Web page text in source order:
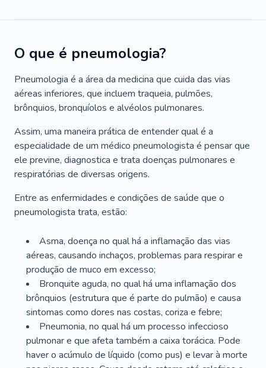
O que é pneumologia?
Pneumologia é a área da medicina que cuida das vias
aéreas inferiores, que incluem traqueia, pulmões,
brônquios, bronquíolos e alvéolos pulmonares.
Assim, uma maneira prática de entender qual é a
especialidade de um médico pneumologista é pensar que
ele previne, diagnostica e trata doenças pulmonares e
respiratórias de diversas origens.
Entre as enfermidades e condições de saúde que o
pneumologista trata, estão:
Asma, doença no qual há a inflamação das vias
aéreas, causando inchaços, problemas para respirar e
produção de muco em excesso;
Bronquite aguda, no qual há uma inflamação dos
brônquios (estrutura que é parte do pulmão) e causa
sintomas como dores nas costas, coriza e febre;
Pneumonia, no qual há um processo infeccioso
pulmonar e que afeta também a caixa torácica. Pode
haver o acúmulo de líquido (como pus) e levar à morte